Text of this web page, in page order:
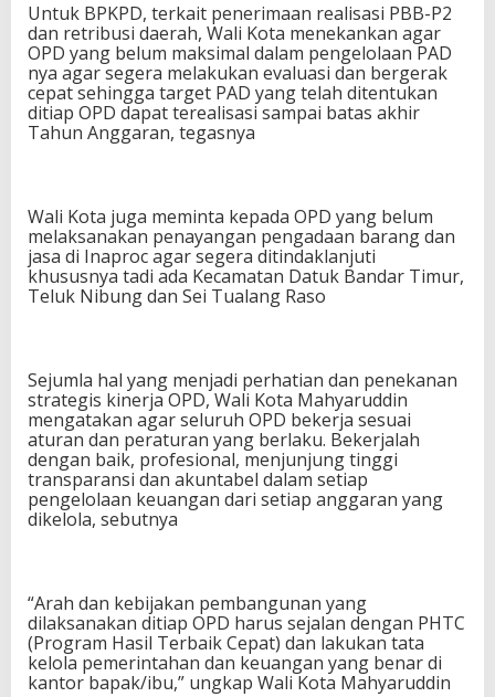
Untuk BPKPD, terkait penerimaan realisasi PBB-P2
dan retribusi daerah, Wali Kota menekankan agar
OPD yang belum maksimal dalam pengelolaan PAD
nya agar segera melakukan evaluasi dan bergerak
cepat sehingga target PAD yang telah ditentukan
ditiap OPD dapat terealisasi sampai batas akhir
Tahun Anggaran, tegasnya
Wali Kota juga meminta kepada OPD yang belum
melaksanakan penayangan pengadaan barang dan
jasa di Inaproc agar segera ditindaklanjuti
khususnya tadi ada Kecamatan Datuk Bandar Timur,
Teluk Nibung dan Sei Tualang Raso
Sejumla hal yang menjadi perhatian dan penekanan
strategis kinerja OPD, Wali Kota Mahyaruddin
mengatakan agar seluruh OPD bekerja sesuai
aturan dan peraturan yang berlaku. Bekerjalah
dengan baik, profesional, menjunjung tinggi
transparansi dan akuntabel dalam setiap
pengelolaan keuangan dari setiap anggaran yang
dikelola, sebutnya
“Arah dan kebijakan pembangunan yang
dilaksanakan ditiap OPD harus sejalan dengan PHTC
(Program Hasil Terbaik Cepat) dan lakukan tata
kelola pemerintahan dan keuangan yang benar di
kantor bapak/ibu,” ungkap Wali Kota Mahyaruddin